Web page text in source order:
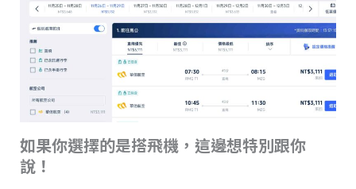
如果你選擇的是搭飛機，這邊想特別跟你
說！